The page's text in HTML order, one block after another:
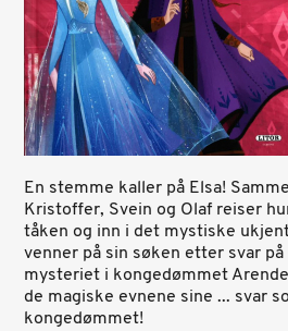
En stemme kaller på Elsa!
Kristoffer, Svein og Olaf reiser
tåken og inn i det mystiske
venner på sin søken etter svar
mysteriet i kongedømmet
de magiske evnene sine ... svar
kongedømmet!